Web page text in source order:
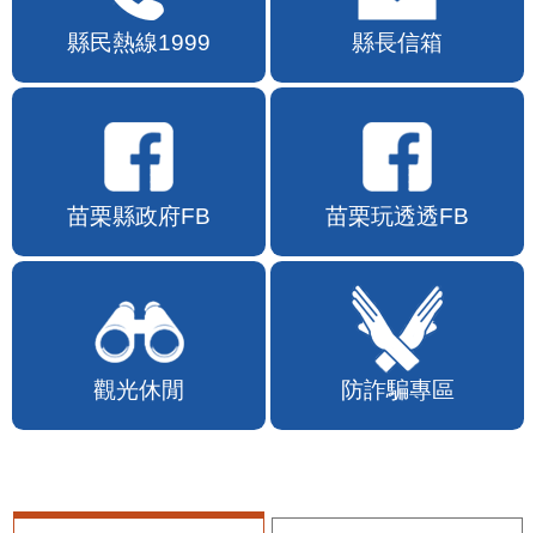
縣民熱線1999 縣長信箱
苗栗縣政府FB 苗栗玩透透FB
觀光休閒 防詐騙專區